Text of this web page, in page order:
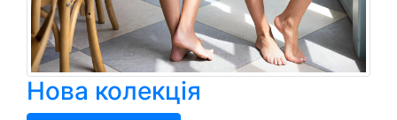
Нова колекція